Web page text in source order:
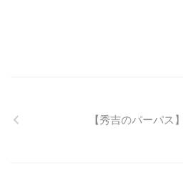
【秀吉のパーパス